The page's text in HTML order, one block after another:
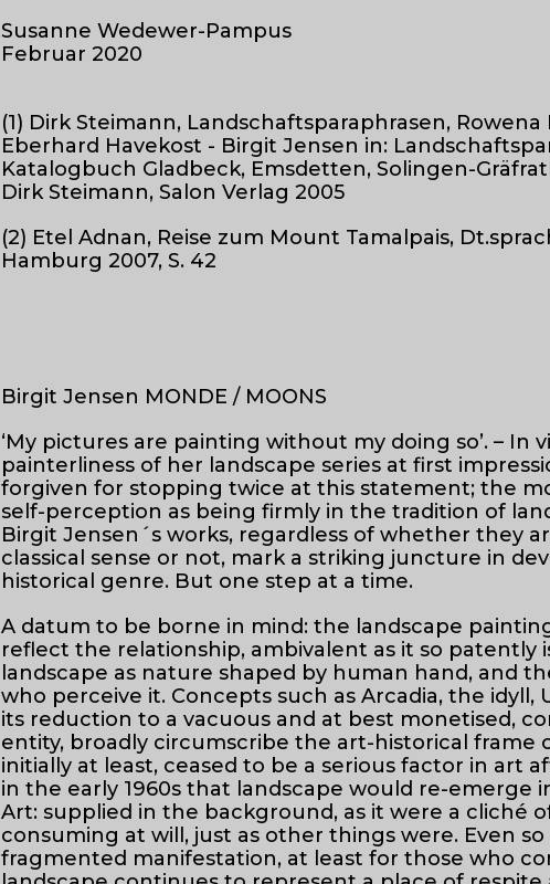
Susanne Wedewer-Pampus
Februar 2020
(1) Dirk Steimann, Landschaftsparaphrasen,
Eberhard Havekost - Birgit Jensen in:
Katalogbuch Gladbeck, Emsdetten, Solingen-
Dirk Steimann, Salon Verlag 2005
(2) Etel Adnan, Reise zum Mount Tamalpais,
Hamburg 2007, S. 42
Birgit Jensen MONDE / MOONS
‘My pictures are painting without my doing so’. – In
painterliness of her landscape series at first
forgiven for stopping twice at this statement; the
self-perception as being firmly in the tradition of
Birgit Jensen´s works, regardless of whether they
classical sense or not, mark a striking juncture in
historical genre. But one step at a time.
A datum to be borne in mind: the landscape
reflect the relationship, ambivalent as it so patently
landscape as nature shaped by human hand, and
who perceive it. Concepts such as Arcadia, the idyll,
its reduction to a vacuous and at best monetised,
entity, broadly circumscribe the art-historical frame
initially at least, ceased to be a serious factor in art
in the early 1960s that landscape would re-emerge
Art: supplied in the background, as it were a cliché
consuming at will, just as other things were. Even
fragmented manifestation, at least for those who